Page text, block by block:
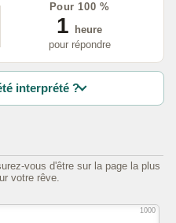
Pour 100 %
1
heure
pour répondre
interprété ?
vous d'être sur la page la plus
votre rêve.
1000